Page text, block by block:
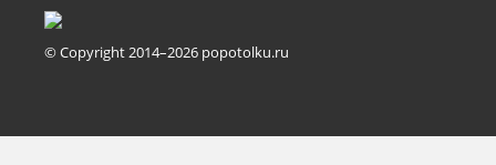
© Copyright 2014–2026 popotolku.ru